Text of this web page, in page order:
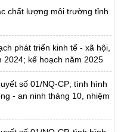
chất lượng môi trường tỉnh
phát triển kinh tế - xã hội,
2024; kế hoạch năm 2025
số 01/NQ-CP; tình hình
- an ninh tháng 10, nhiệm